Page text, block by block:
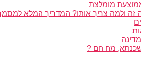
מומלצת
ולמה צריך אותו? המדריך המלא
מה הם ?